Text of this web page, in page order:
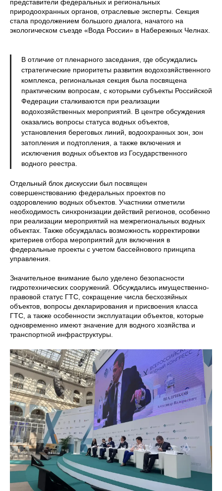
представители федеральных и региональных
природоохранных органов, отраслевые эксперты. Секция
стала продолжением большого диалога, начатого на
экологическом съезде «Вода России» в Набережных Челнах.
В отличие от пленарного заседания, где обсуждались
стратегические приоритеты развития водохозяйственного
комплекса, региональная секция была посвящена
практическим вопросам, с которыми субъекты Российской
Федерации сталкиваются при реализации
водохозяйственных мероприятий. В центре обсуждения
оказались вопросы статуса водных объектов,
установления береговых линий, водоохранных зон, зон
затопления и подтопления, а также включения и
исключения водных объектов из Государственного
водного реестра.
Отдельный блок дискуссии был посвящен
совершенствованию федеральных проектов по
оздоровлению водных объектов. Участники отметили
необходимость синхронизации действий регионов, особенно
при реализации мероприятий на межрегиональных водных
объектах. Также обсуждалась возможность корректировки
критериев отбора мероприятий для включения в
федеральные проекты с учетом бассейнового принципа
управления.
Значительное внимание было уделено безопасности
гидротехнических сооружений. Обсуждались имущественно-
правовой статус ГТС, сокращение числа бесхозяйных
объектов, вопросы декларирования и присвоения класса
ГТС, а также особенности эксплуатации объектов, которые
одновременно имеют значение для водного хозяйства и
транспортной инфраструктуры.